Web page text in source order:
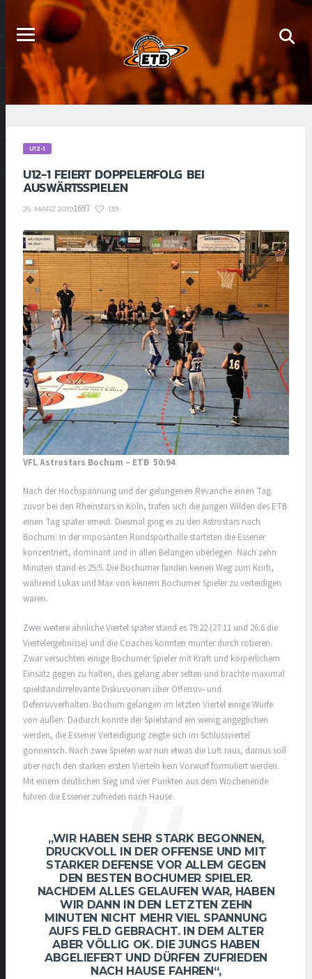
U12-1
U12-1 FEIERT DOPPELERFOLG BEI
AUSWÄRTSSPIELEN
25. MÄRZ 20191697 139
VFL Astrostars Bochum – ETB 50:94
Nach der Hochspannung und der gelungenen Revanche einen Tag
zuvor bei den Rheinstars in Köln, trafen sich die jungen Wilden des ETB
einen Tag später erneut. Diesmal ging es zu den Astrostars nach
Bochum. In der imposanten Rundsporthalle starteten die Essener
konzentriert, dominant und in allen Belangen überlegen. Nach zehn
Minuten stand es 25:5. Die Bochumer fanden keinen Weg zum Korb,
während Lukas und Max von keinem Bochumer Spieler zu verteidigen
waren.
Zwei weitere ähnliche Viertel später stand es 79:22 (27:11 und 26:6 die
Viertelergebnisse) und die Coaches konnten munter durch rotieren.
Zwar versuchten einige Bochumer Spieler mit Kraft und körperlichem
Einsatz gegen zu halten, dies gelang aber selten und brachte maximal
spielstandirrelevante Diskussionen über Offensiv- und
Defensivverhalten. Bochum gelangen im letzten Viertel einige Würfe
von außen. Dadurch konnte der Spielstand ein wenig angeglichen
werden, die Essener Verteidigung zeigte sich im Schlussviertel
gönnerisch. Nach zwei Spielen war nun etwas die Luft raus, daraus soll
aber nach den starken ersten Vierteln kein Vorwurf formuliert werden.
Mit einem deutlichen Sieg und vier Punkten aus dem Wochenende
fuhren die Essener zufrieden nach Hause.
„WIR HABEN SEHR STARK BEGONNEN,
DRUCKVOLL IN DER OFFENSE UND MIT
STARKER DEFENSE VOR ALLEM GEGEN
DEN BESTEN BOCHUMER SPIELER.
NACHDEM ALLES GELAUFEN WAR, HABEN
WIR DANN IN DEN LETZTEN ZEHN
MINUTEN NICHT MEHR VIEL SPANNUNG
AUFS FELD GEBRACHT. IN DEM ALTER
ABER VÖLLIG OK. DIE JUNGS HABEN
ABGELIEFERT UND DÜRFEN ZUFRIEDEN
NACH HAUSE FAHREN“,